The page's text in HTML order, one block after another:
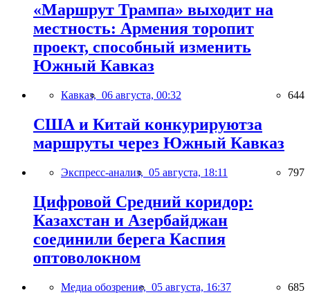
«Маршрут Трампа» выходит на
местность: Армения торопит
проект, способный изменить
Южный Кавказ
Кавказ, 06 августа, 00:32 644
США и Китай конкурируютза
маршруты через Южный Кавказ
Экспресс-анализ, 05 августа, 18:11 797
Цифровой Средний коридор:
Казахстан и Азербайджан
соединили берега Каспия
оптоволокном
Медиа обозрение, 05 августа, 16:37 685